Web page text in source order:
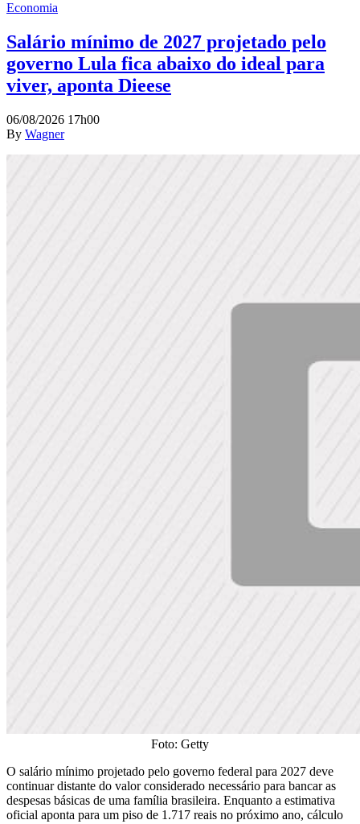
Economia
Salário mínimo de 2027 projetado pelo
governo Lula fica abaixo do ideal para
viver, aponta Dieese
06/08/2026 17h00
By Wagner
Foto: Getty
O salário mínimo projetado pelo governo federal para 2027 deve
continuar distante do valor considerado necessário para bancar as
despesas básicas de uma família brasileira. Enquanto a estimativa
oficial aponta para um piso de 1.717 reais no próximo ano, cálculo